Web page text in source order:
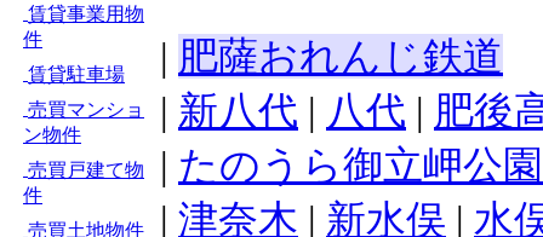
賃貸事業用物
件
賃貸駐車場
売買マンショ
ン物件
売買戸建て物
件
売買土地物件
| 肥薩おれんじ鉄道
| 新八代 | 八代 | 肥後
| たのうら御立岬公園
| 津奈木 | 新水俣 | 水